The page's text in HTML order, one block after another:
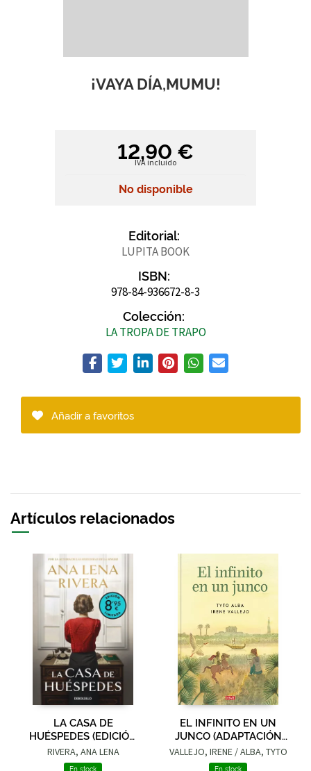
¡VAYA DÍA,MUMU!
12,90 €
IVA incluido
No disponible
Editorial:
LUPITA BOOK
ISBN:
978-84-936672-8-3
Colección:
LA TROPA DE TRAPO
Añadir a favoritos
Artículos relacionados
LA CASA DE
HUÉSPEDES (EDICIÓN
LIMITADA · VERANO)
RIVERA, ANA LENA
En stock
EL INFINITO EN UN
JUNCO (ADAPTACIÓN
GRÁFICA)
VALLEJO, IRENE / ALBA, TYTO
En stock